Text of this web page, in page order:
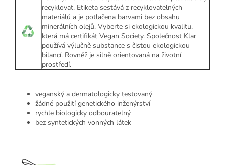
recyklovat. Etiketa sestává z recyklovatelných
materiálů a je potlačena barvami bez obsahu
minerálních olejů. Vyberte si ekologickou kvalitu,
která má certifikát Vegan Society. Společnost Klar
používá výlučně substance s čistou ekologickou
bilancí. Rovněž je silně orientovaná na životní
prostředí.
veganský a dermatologicky testovaný
žádné použití genetického inženýrství
rychle biologicky odbouratelný
bez syntetických vonných látek